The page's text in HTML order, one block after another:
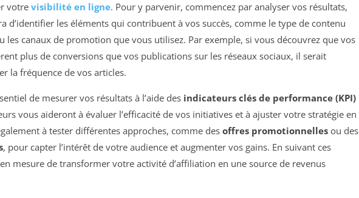
votre visibilité en ligne. Pour y parvenir, commencez par analyser vos résultats,
d’identifier les éléments qui contribuent à vos succès, comme le type de contenu
les canaux de promotion que vous utilisez. Par exemple, si vous découvrez que vos
plus de conversions que vos publications sur les réseaux sociaux, il serait
la fréquence de vos articles.
de mesurer vos résultats à l’aide des indicateurs clés de performance (KPI)
vous aideront à évaluer l’efficacité de vos initiatives et à ajuster votre stratégie en
à tester différentes approches, comme des offres promotionnelles ou des
, pour capter l’intérêt de votre audience et augmenter vos gains. En suivant ces
mesure de transformer votre activité d’affiliation en une source de revenus